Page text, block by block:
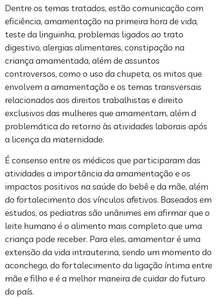
Dentre os temas tratados, estão comunicação com
eficiência, amamentação na primeira hora de vida,
teste da linguinha, problemas ligados ao trato
digestivo, alergias alimentares, constipação na
criança amamentada, além de assuntos
controversos, como o uso da chupeta, os mitos que
envolvem a amamentação e os temas transversais
relacionados aos direitos trabalhistas e direito
exclusivos das mulheres que amamentam, além d
problemática do retorno às atividades laborais após
a licença da maternidade.
É consenso entre os médicos que participaram das
atividades a importância da amamentação e os
impactos positivos na saúde do bebê e da mãe, além
do fortalecimento dos vínculos afetivos. Baseados em
estudos, os pediatras são unânimes em afirmar que o
leite humano é o alimento mais completo que uma
criança pode receber. Para eles, amamentar é uma
extensão da vida intrauterina, sendo um momento do
aconchego, do fortalecimento da ligação íntima entre
mãe e filho e é a melhor maneira de cuidar do futuro
do país.